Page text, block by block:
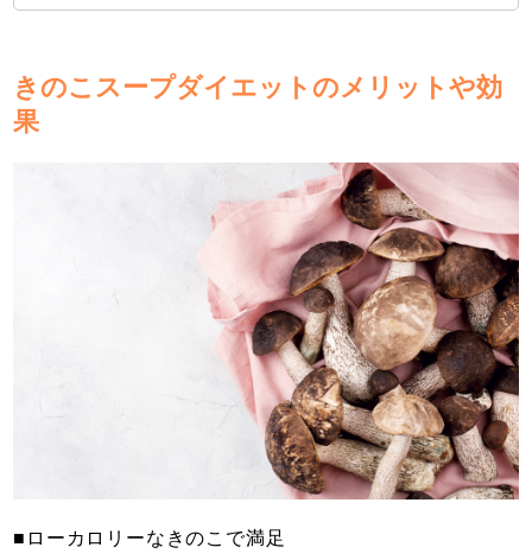
きのこスープダイエットのメリットや効
果
■ローカロリーなきのこで満足